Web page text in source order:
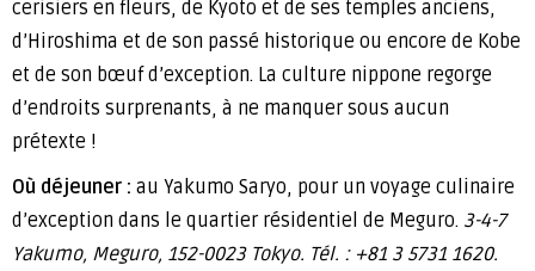
cerisiers en fleurs, de Kyoto et de ses temples anciens,
d’Hiroshima et de son passé historique ou encore de Kobe
et de son bœuf d’exception. La culture nippone regorge
d’endroits surprenants, à ne manquer sous aucun
prétexte !
Où déjeuner : au Yakumo Saryo, pour un voyage culinaire
d’exception dans le quartier résidentiel de Meguro. 3-4-7
Yakumo, Meguro, 152-0023 Tokyo. Tél. : +81 3 5731 1620.